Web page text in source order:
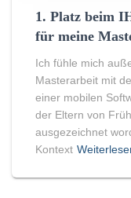
1. Platz beim
für meine
Ich fühle mich
Masterarbeit mit
einer mobilen
der Eltern von
ausgezeichnet
Kontext